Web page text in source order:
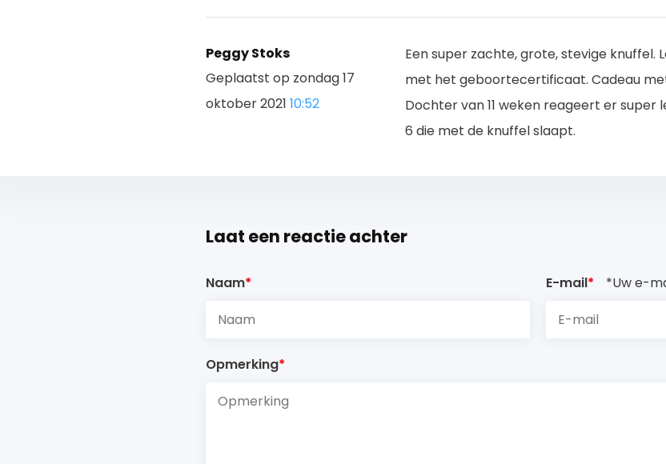
Peggy Stoks
Geplaatst op zondag 17
oktober 202110:52
Een super zachte, grote, stevige knuffel.
met het geboortecertificaat. Cadeau
Dochter van 11 weken reageert er super
6 die met de knuffel slaapt.
Laat een reactie achter
Naam* E-mail* *Uw e-
Opmerking*